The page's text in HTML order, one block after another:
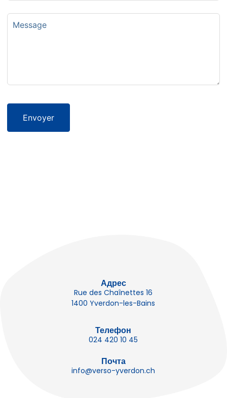
Envoyer
Адрес
Rue des Chaînettes 16
1400 Yverdon-les-Bains
Телефон
024 420 10 45
Почта
info@verso-yverdon.ch